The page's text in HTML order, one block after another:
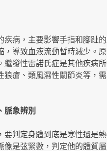
疾病，主要影響手指和腳趾
，導致血液流動暫時減少。
繼發性雷諾氏症是其他疾病
狼瘡、類風濕性關節炎等，
脈象辨別
要判定身體到底是寒性還是
像是弦緊數，判定他的體質